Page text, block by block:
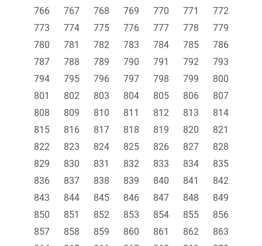
766
767 768 769 770 771
772
773
774 775 776 777 778
779
780
781 782 783 784 785
786
787
788 789 790 791 792
793
794
795 796 797 798 799
800
801
802 803 804 805 806
807
808
809 810 811 812 813
814
815
816 817 818 819 820
821
822
823 824 825 826 827
828
829
830 831 832 833 834
835
836
837 838 839 840 841
842
843
844 845 846 847 848
849
850
851 852 853 854 855
856
857
858 859 860 861 862
863